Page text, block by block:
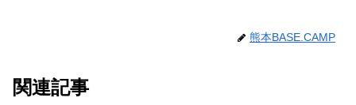
熊本BASE.CAMP
関連記事